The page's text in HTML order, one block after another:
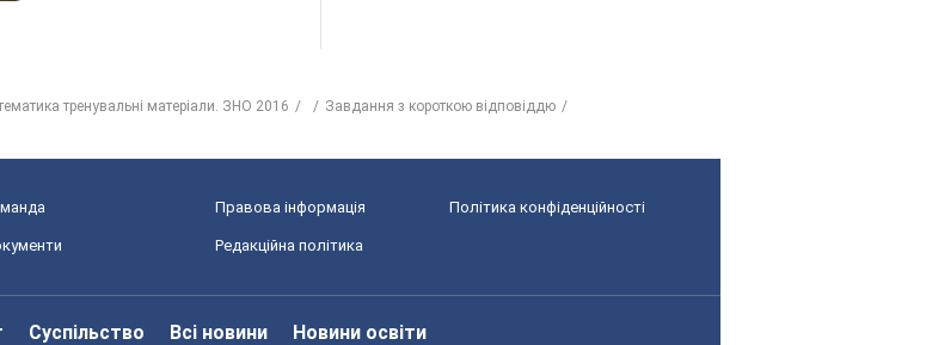
тренувальні матеріали. ЗНО 2016
Завдання з короткою відповіддю
Правова інформація Політика конфіденційності
Редакційна політика
Суспільство Всі новини Новини освіти